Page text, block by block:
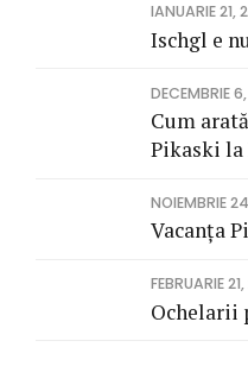
IANUARIE 21,
Ischgl e
DECEMBRIE
Cum
Pikaski la
NOIEMBRIE
Vacanța
FEBRUARIE
Ochelarii